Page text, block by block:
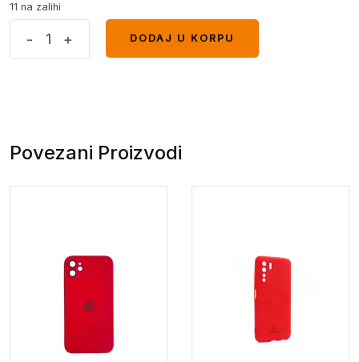
11 na zalihi
quantity
- +
DODAJ U KORPU
Povezani Proizvodi